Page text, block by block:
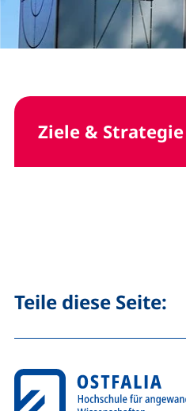
Ziele & Strategie
Teile diese Seite: